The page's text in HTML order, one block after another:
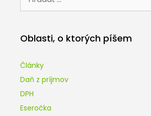
Oblasti, o ktorých píšem
Články
Daň z príjmov
DPH
Eseročka